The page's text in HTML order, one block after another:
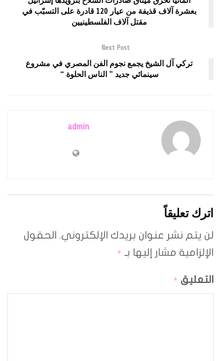
بعشرة آلاف قذيفة من عيار 120 قادرة على التسبّب في
مقتل آلاف الفلسطينيين
Next Post
تركي آل الشيخ يجمع نجوم الفن المصري في مشروع
سينمائي جديد ” الناس الحلوة “
admin
اترك تعليقاً
لن يتم نشر عنوان بريدك الإلكتروني. الحقول
الإلزامية مشار إليها بـ *
التعليق *